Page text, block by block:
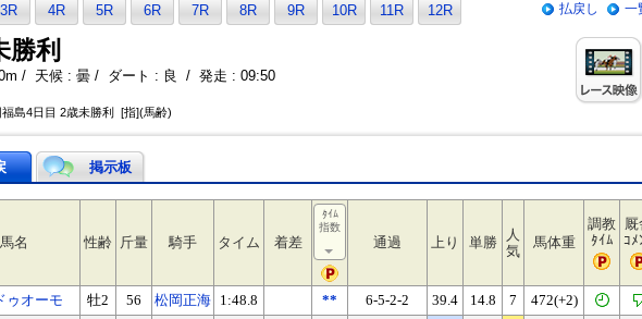
3R 4R 5R 6R 7R 8R 9R 10R 11R 12R 一
払戻し
勝利
/ 天候 : 曇 / ダート : 良 / 発走 : 09:50
島4日目 2歳未勝利 [指](馬齢)
掲示板
馬名 性齢 斤量 騎手 タイム 着差
ﾀｲﾑ
指数
通過 上り 単勝
人
気
馬体重
調教
ﾀｲﾑ
ｺﾒ
ゥオーモ 牡2 56 松岡正海 1:48.8 ** 6-5-2-2 39.4 14.8 7
472(+2)